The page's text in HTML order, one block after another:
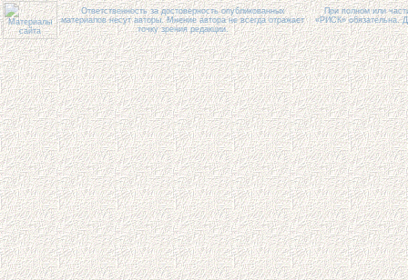
Ответственность за достоверность опубликованных
материалов несут авторы. Мнение автора не всегда отражает
точку зрения редакции.
При полном или
«РИСК» обязательна.